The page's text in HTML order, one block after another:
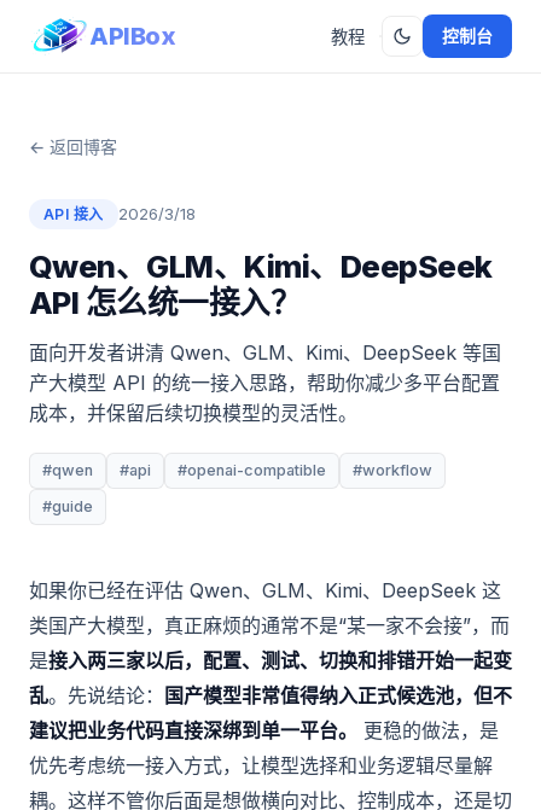
APIBox 教程 控制台
← 返回博客
API 接入 2026/3/18
Qwen、GLM、Kimi、DeepSeek
API 怎么统一接入？
面向开发者讲清 Qwen、GLM、Kimi、DeepSeek 等国
产大模型 API 的统一接入思路，帮助你减少多平台配置
成本，并保留后续切换模型的灵活性。
#qwen #api #openai-compatible
#workflow
#guide
如果你已经在评估 Qwen、GLM、Kimi、DeepSeek 这
类国产大模型，真正麻烦的通常不是“某一家不会接”，而
是接入两三家以后，配置、测试、切换和排错开始一起变
乱。先说结论：
国产模型非常值得纳入正式候选池，但不
建议把业务代码直接深绑到单一平台。
更稳的做法，是
优先考虑统一接入方式，让模型选择和业务逻辑尽量解
耦。这样不管你后面是想做横向对比、控制成本，还是切